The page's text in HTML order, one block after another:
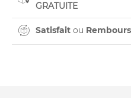
GRATUITE
Satisfait ou